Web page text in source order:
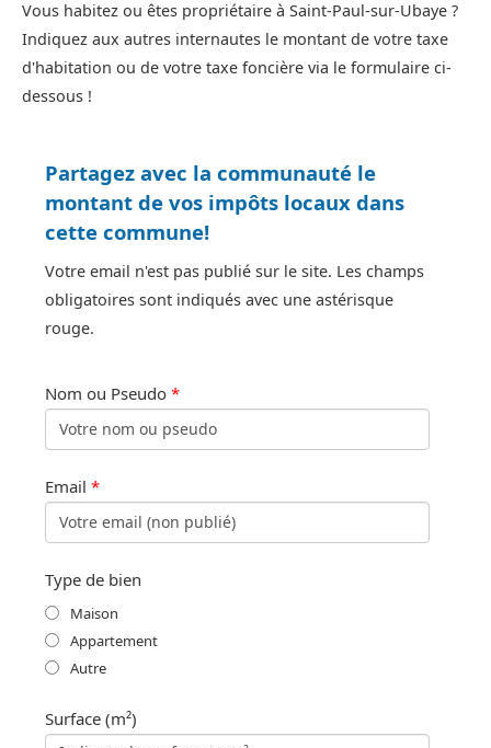
Vous habitez ou êtes propriétaire à Saint-Paul-sur-Ubaye ?
Indiquez aux autres internautes le montant de votre taxe
d'habitation ou de votre taxe foncière via le formulaire ci-
dessous !
Partagez avec la communauté le
montant de vos impôts locaux dans
cette commune!
Votre email n'est pas publié sur le site. Les champs
obligatoires sont indiqués avec une astérisque
rouge.
Nom ou Pseudo *
Email *
Type de bien
Maison
Appartement
Autre
Surface (m²)